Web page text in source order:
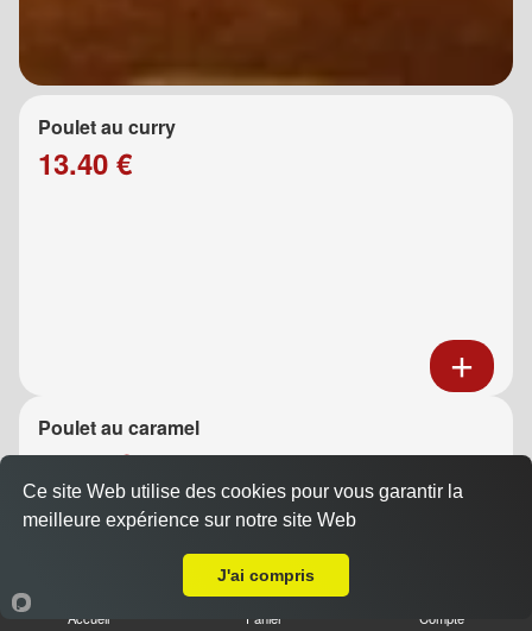
Poulet au curry
13.40 €
Poulet au caramel
13.40 €
Accueil Panier Compte
Ce site Web utilise des cookies pour vous garantir la
meilleure expérience sur notre site Web
J'ai compris